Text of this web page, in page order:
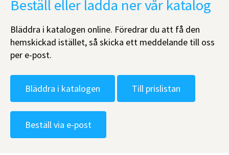
Beställ eller ladda ner vår katalog
Bläddra i katalogen online. Föredrar du att få den
hemskickad istället, så skicka ett meddelande till oss
per e-post.
Bläddra i katalogen Till prislistan
Beställ via e-post